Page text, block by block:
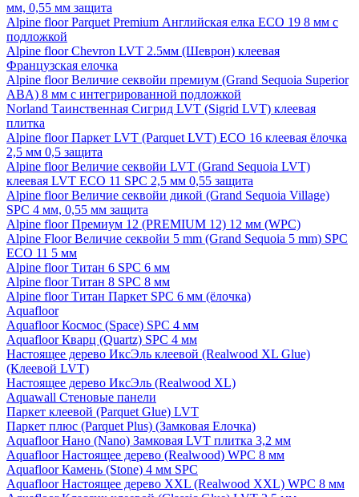
мм, 0,55 мм защита
Alpine floor Parquet Premium Английская елка ECO 19 8 мм с
подложкой
Alpine floor Chevron LVT 2.5мм (Шеврон) клеевая
Французская елочка
Alpine floor Величие секвойи премиум (Grand Sequoia Superior
ABA) 8 мм с интегрированной подложкой
Norland Таинственная Сигрид LVT (Sigrid LVT) клеевая
плитка
Alpine floor Паркет LVT (Parquet LVT) ECO 16 клеевая ёлочка
2,5 мм 0,5 защита
Alpine floor Величие секвойи LVT (Grand Sequoia LVT)
клеевая LVT ECO 11 SPC 2,5 мм 0,55 защита
Alpine floor Величие секвойи дикой (Grand Sequoia Village)
SPC 4 мм, 0,55 мм защита
Alpine floor Премиум 12 (PREMIUM 12) 12 мм (WPC)
Alpine Floor Величие секвойи 5 mm (Grand Sequoia 5 mm) SPC
ECO 11 5 мм
Alpine floor Титан 6 SPC 6 мм
Alpine floor Титан 8 SPC 8 мм
Alpine floor Титан Паркет SPC 6 мм (ёлочка)
Aquafloor
Aquafloor Космос (Space) SPC 4 мм
Aquafloor Кварц (Quartz) SPC 4 мм
Настоящее дерево ИксЭль клеевой (Realwood XL Glue)
(Клеевой LVT)
Настоящее дерево ИксЭль (Realwood XL)
Aquawall Стеновые панели
Паркет клеевой (Parquet Glue) LVT
Паркет плюс (Parquet Plus) (Замковая Елочка)
Aquafloor Нано (Nano) Замковая LVT плитка 3,2 мм
Aquafloor Настоящее дерево (Realwood) WPC 8 мм
Aquafloor Камень (Stone) 4 мм SPC
Aquafloor Настоящее дерево XXL (Realwood XXL) WPC 8 мм